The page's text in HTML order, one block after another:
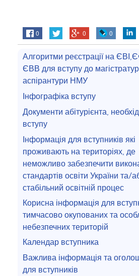
0 0 0
Алгоритми реєстрації на
ЄВВ для вступу до
аспірантури НМУ
Інфографіка вступу
Документи абітурієнта,
вступу
Інформація для вступників які
проживають на територіях, де
неможливо забезпечити
стандартів освіти України та/
стабільний освітній процес
Корисна інформація для
тимчасово окупованих та
небезпечних територій
Календар вступника
Важлива інформація та
для вступників